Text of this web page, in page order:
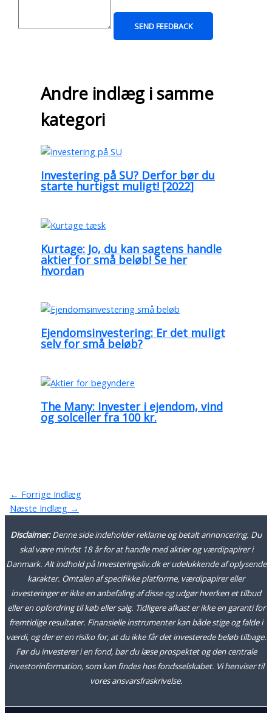
SEND FEEDBACK
Andre indlæg i samme
kategori
Investering på SU? Derfor bør du
starte hurtigst muligt! [2022]
Kurtage: Jo, du kan sagtens handle
aktier for små beløb! Se her
hvordan
Ejendomsinvestering: Er det muligt
selv for små beløb?
The Many: Invester i ejendom, vind
og solceller fra 100 kr.
← Forrige Indlæg
Næste Indlæg →
Disclaimer:Denne side indeholder reklame og betalt annoncering. Du
skal være mindst 18 år for at handle med aktier og værdipapirer i
Danmark. Alt indhold på Investeringsliv.dk er udelukkende af oplysende
karakter. Omtalen af specifikke platforme, værdipapirer eller
investeringer er ikke en anbefaling af disse og udgør hverken et tilbud
eller en opfordring til køb eller salg. Tidligere afkast er ikke en garanti for
fremtidige resultater. Finansielle instrumenter kan både stige og falde i
værdi, og der er en risiko for, at du ikke får det investerede beløb tilbage.
Før du investerer i en fond, bør du læse prospektet og den centrale
investorinformation, som kan findes hos fondsselskabet. Vi henviser til
vores ansvarsfraskrivelse.